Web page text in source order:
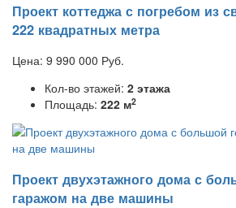
Проект коттеджа с погребом из
222 квадратных метра
Цена: 9 990 000 Руб.
Кол-во этажей: 2 этажа
Площадь: 222 м2
Проект двухэтажного дома с
гаражом на две машины